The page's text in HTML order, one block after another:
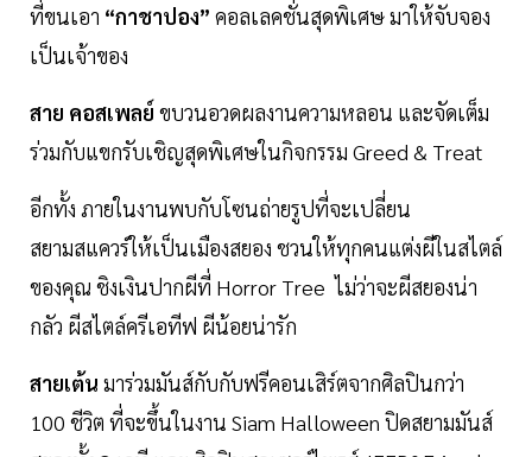
ที่ขนเอา “กาชาปอง” คอลเลคชั่นสุดพิเศษ มาให้จับจอง
เป็นเจ้าของ
สาย คอสเพลย์ ขบวนอวดผลงานความหลอน และจัดเต็ม
ร่วมกับแขกรับเชิญสุดพิเศษในกิจกรรม Greed & Treat
อีกทั้ง ภายในงานพบกับโซนถ่ายรูปที่จะเปลี่ยน
สยามสแควร์ให้เป็นเมืองสยอง ชวนให้ทุกคนแต่งผีในสไตล์
ของคุณ ชิงเงินปากผีที่ Horror Tree ไม่ว่าจะผีสยองน่า
กลัว ผีสไตล์ครีเอทีฟ ผีน้อยน่ารัก
สายเต้น มาร่วมมันส์กับกับฟรีคอนเสิร์ตจากศิลปินกว่า
100 ชีวิต ที่จะขึ้นในงาน Siam Halloween ปิดสยามมันส์